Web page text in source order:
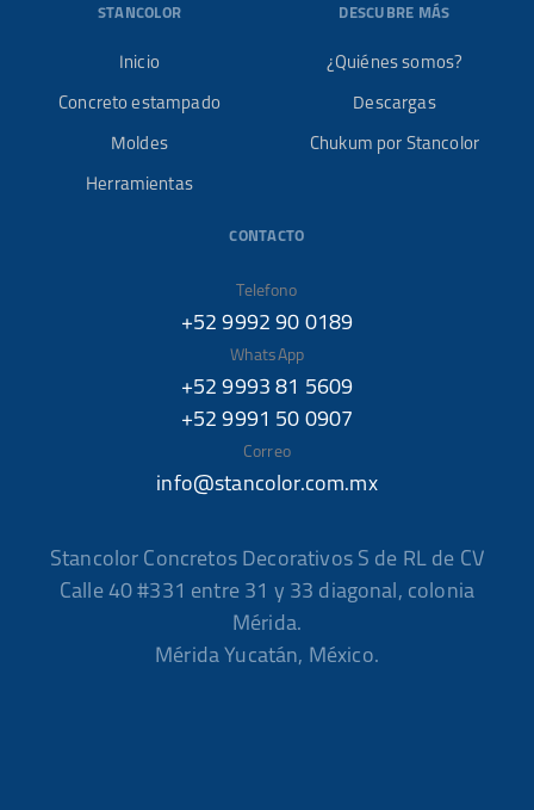
STANCOLOR
Inicio
Concreto estampado
Moldes
Herramientas
DESCUBRE MÁS
¿Quiénes somos?
Descargas
Chukum por Stancolor
CONTACTO
Telefono
+52 9992 90 0189
WhatsApp
+52 9993 81 5609
+52 9991 50 0907
Correo
info@stancolor.com.mx
Stancolor Concretos Decorativos S de RL de CV
Calle 40 #331 entre 31 y 33 diagonal, colonia
Mérida.
Mérida Yucatán, México.